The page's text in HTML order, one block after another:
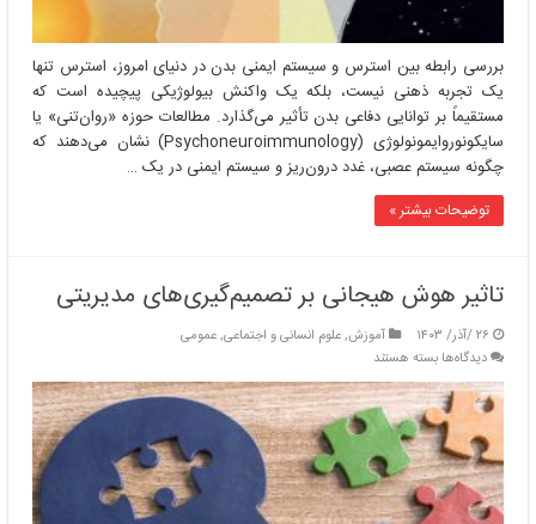
بررسی رابطه بین استرس و سیستم ایمنی بدن در دنیای امروز، استرس تنها
یک تجربه ذهنی نیست، بلکه یک واکنش بیولوژیکی پیچیده است که
مستقیماً بر توانایی دفاعی بدن تأثیر می‌گذارد. مطالعات حوزه «روان‌تنی» یا
سایکونوروایمونولوژی (Psychoneuroimmunology) نشان می‌دهند که
چگونه سیستم عصبی، غدد درون‌ریز و سیستم ایمنی در یک …
توضیحات بیشتر »
تاثیر هوش هیجانی بر تصمیم‌گیری‌های مدیریتی
۲۶ /آذر/ ۱۴۰۳ آموزش,علوم انسانی و اجتماعی,عمومی
دیدگاه‌هابرای
تاثیر
هوش
هیجانی
بر
تصمیم‌گیری‌های
مدیریتی
بسته هستند